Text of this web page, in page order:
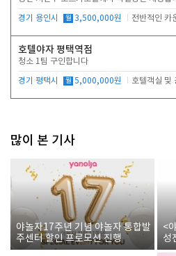
경기 용인시 월 3,500,000원
호텔야자 평택역점
청소 1팀 구인합니다
경기 평택시 월 5,000,000원
많이 본 기사
야놀자17주년 기념 야놀자 통합발
주센터 할인 프로모션 진행
<
성